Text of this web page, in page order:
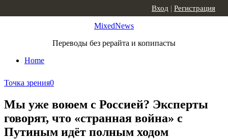
MixedNews
Переводы без рерайта и копипасты
Home
Вход | Регистрация
Точка зрения0
Мы уже воюем с Россией? Эксперты
говорят, что «странная война» с
Путиным идёт полным ходом